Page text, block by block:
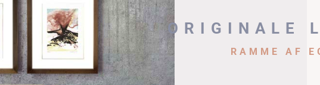
ORIGINALE
RAMME AF